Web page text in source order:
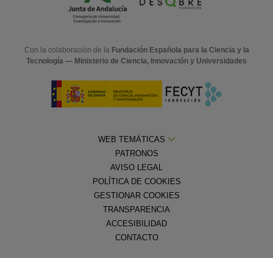
Con la colaboración de la Fundación Española para la Ciencia y la
Tecnología — Ministerio de Ciencia, Innovación y Universidades
WEB TEMÁTICAS
PATRONOS
AVISO LEGAL
POLÍTICA DE COOKIES
GESTIONAR COOKIES
TRANSPARENCIA
ACCESIBILIDAD
CONTACTO